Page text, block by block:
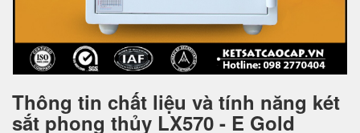
Thông tin chất liệu và tính năng két
sắt phong thủy LX570 - E Gold